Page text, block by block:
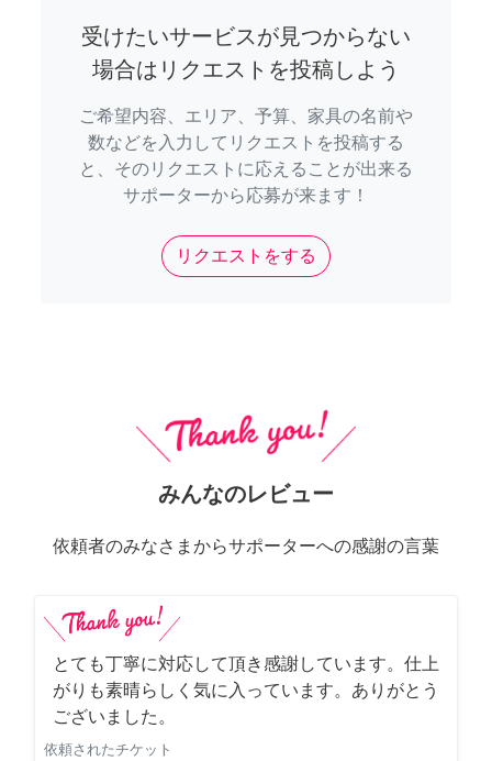
受けたいサービスが見つからない
場合はリクエストを投稿しよう
ご希望内容、エリア、予算、家具の名前や
数などを入力してリクエストを投稿する
と、そのリクエストに応えることが出来る
サポーターから応募が来ます！
リクエストをする
みんなのレビュー
依頼者のみなさまからサポーターへの感謝の言葉
とても丁寧に対応して頂き感謝しています。仕上
がりも素晴らしく気に入っています。ありがとう
ございました。
依頼されたチケット